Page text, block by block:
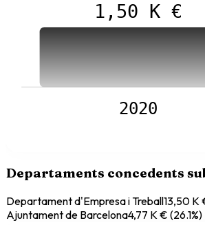
1,50 K €
2020
Departaments concedents
Departament d'Empresa i Treball13,50 K
Ajuntament de Barcelona4,77 K € (26.1%)